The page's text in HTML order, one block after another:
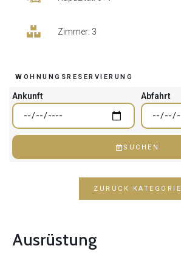
Zimmer: 3
WOHNUNGSRESERVIERUNG
Ankunft Abfahrt
SUCHEN
ZURÜCK KATEGORIE
Ausrüstung